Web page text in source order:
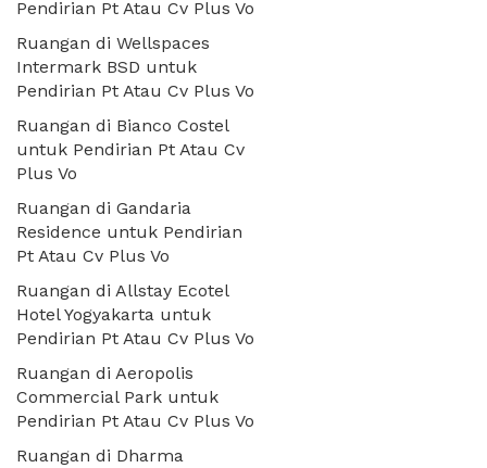
Pendirian Pt Atau Cv Plus Vo
Ruangan di Wellspaces
Intermark BSD untuk
Pendirian Pt Atau Cv Plus Vo
Ruangan di Bianco Costel
untuk Pendirian Pt Atau Cv
Plus Vo
Ruangan di Gandaria
Residence untuk Pendirian
Pt Atau Cv Plus Vo
Ruangan di Allstay Ecotel
Hotel Yogyakarta untuk
Pendirian Pt Atau Cv Plus Vo
Ruangan di Aeropolis
Commercial Park untuk
Pendirian Pt Atau Cv Plus Vo
Ruangan di Dharma